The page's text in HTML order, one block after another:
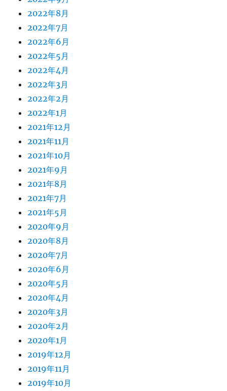
2022年8月
2022年7月
2022年6月
2022年5月
2022年4月
2022年3月
2022年2月
2022年1月
2021年12月
2021年11月
2021年10月
2021年9月
2021年8月
2021年7月
2021年5月
2020年9月
2020年8月
2020年7月
2020年6月
2020年5月
2020年4月
2020年3月
2020年2月
2020年1月
2019年12月
2019年11月
2019年10月